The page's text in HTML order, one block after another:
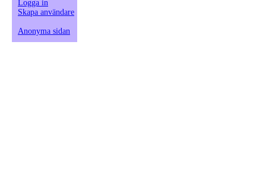
Logga in
Skapa användare
Anonyma sidan